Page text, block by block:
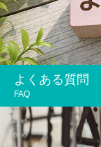
よくある質問
FAQ